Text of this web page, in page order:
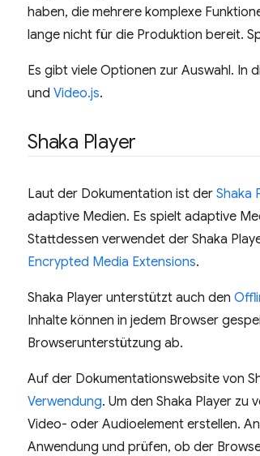
haben, die mehrere komplexe
lange nicht für die Produktion bereit.
Es gibt viele Optionen zur Auswahl. In
und Video.js.
Shaka Player
Laut der Dokumentation ist der Shaka
adaptive Medien. Es spielt adaptive
Stattdessen verwendet der Shaka
Encrypted Media Extensions.
Shaka Player unterstützt auch den
Inhalte können in jedem Browser
Browserunterstützung ab.
Auf der Dokumentationswebsite von
Verwendung. Um den Shaka Player zu
Video- oder Audioelement erstellen.
Anwendung und prüfen, ob der